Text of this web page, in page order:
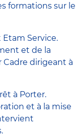
formations sur le
Service.
et de la
Cadre dirigeant à
à Porter.
et à la mise